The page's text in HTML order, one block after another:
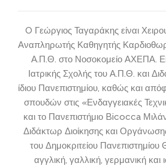
O Γεώργιος Ταγαράκης είναι
Αναπληρωτής Καθηγητής
Α.Π.Θ. στο Νοσοκομείο ΑΧΕΠΑ.
Ιατρικής Σχολής του Α.Π.Θ. και
ίδιου Πανεπιστημίου, καθώς και
σπουδών στις «Ενδαγγειακές
και το Πανεπιστήμιο Bicocca
Διδάκτωρ Διοίκησης και
του Δημοκριτείου Πανεπιστημίου
αγγλική, γαλλική, γερμανική